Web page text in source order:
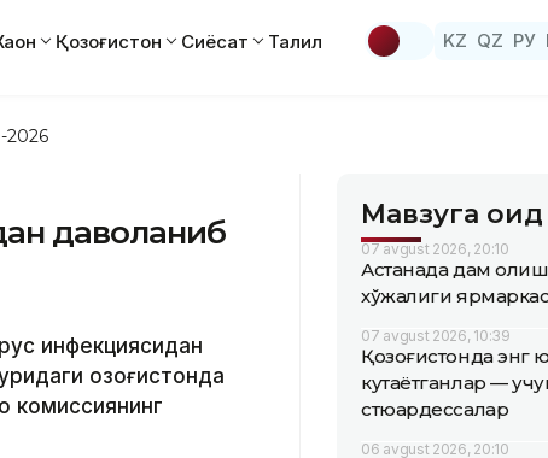
Қозоғистон Сиёсат Таҳлил KZ QZ РУ
2026
даволаниб
инфекциясидан
Қозоғистонда
комиссиянинг
Мавзуга оид
07 avgust 2026, 20:10
Астанада дам олиш
хўжалиги
07 avgust 2026, 10:39
Қозоғистонда энг
кутаётганлар —
стюардессалар
06 avgust 2026, 20:10